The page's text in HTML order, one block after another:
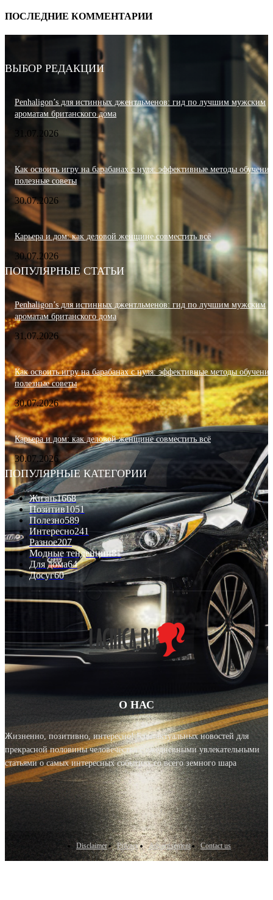
ПОСЛЕДНИЕ КОММЕНТАРИИ
ВЫБОР РЕДАКЦИИ
Penhaligon’s для истинных джентльменов: гид по лучшим мужским
ароматам британского дома
31.07.2026
Как освоить игру на барабанах с нуля: эффективные методы
полезные советы
30.07.2026
Карьера и дом: как деловой женщине совместить всё
30.07.2026
ПОПУЛЯРНЫЕ СТАТЬИ
Penhaligon’s для истинных джентльменов: гид по лучшим мужским
ароматам британского дома
31.07.2026
Как освоить игру на барабанах с нуля: эффективные методы
полезные советы
30.07.2026
Карьера и дом: как деловой женщине совместить всё
30.07.2026
ПОПУЛЯРНЫЕ КАТЕГОРИИ
Жизнь1668
Позитив1051
Полезно589
Интересно241
Разное207
Модные тенденции81
Для дома64
Досуг60
О НАС
Жизненно, позитивно, интересно! Блог актуальных новостей для
прекрасной половины человечества с ежедневными увлекательными
статьями о самых интересных событиях со всего земного шара
Disclaimer Privacy Advertisement Contact us